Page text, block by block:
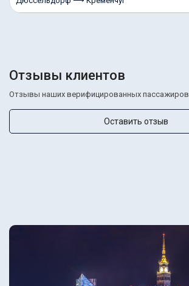
Отзывы клиентов
Отзывы наших верифицированных пассажиров
Оставить отзыв